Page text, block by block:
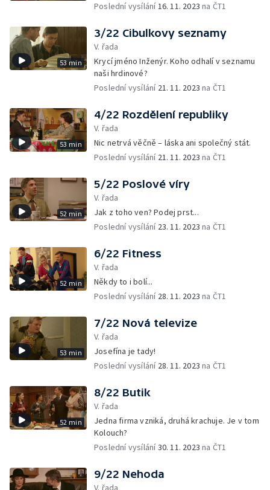
Poslední vysílání16. 11. 2023 na ČT1
53 min
3/22 Cibulkovy seznamy
V. řada
Krycí jméno Inženýr. Koho odhalí v seznamu
naši hrdinové?
Poslední vysílání 21. 11. 2023 na ČT1
53 min
4/22 Rozdělení republiky
V. řada
Nic netrvá věčně – láska ani společný stát.
Poslední vysílání 21. 11. 2023 na ČT1
52 min
5/22 Poslové víry
V. řada
Jak z toho ven? Podej prst...
Poslední vysílání 23. 11. 2023 na ČT1
52 min
6/22 Fitness
V. řada
Někdy to i bolí...
Poslední vysílání 28. 11. 2023 na ČT1
53 min
7/22 Nová televize
V. řada
Josefína je tady!
Poslední vysílání 28. 11. 2023 na ČT1
52 min
8/22 Butik
V. řada
Jedna firma vzniká, druhá krachuje. Je v tom
Kolouch?
Poslední vysílání30. 11. 2023 na ČT1
9/22 Nehoda
V. řada